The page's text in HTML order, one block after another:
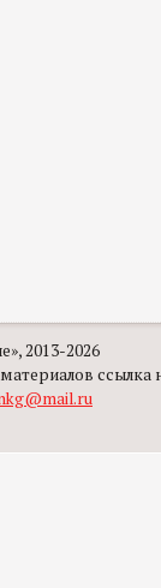
2013-2026
ссылка